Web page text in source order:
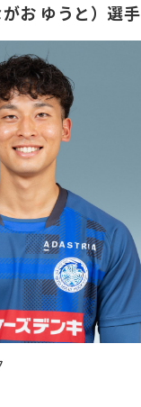
がお ゆうと）選手